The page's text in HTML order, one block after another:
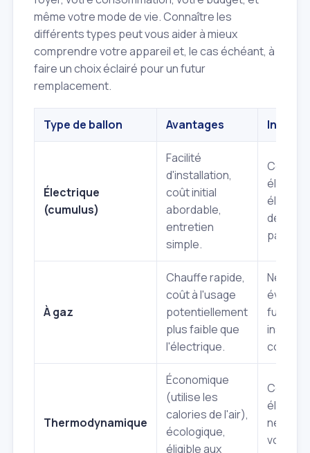
même votre mode de vie. Connaître les
différents types peut vous aider à mieux
comprendre votre appareil et, le cas échéant, à
faire un choix éclairé pour un futur
remplacement.
Type de ballon Avantages
Électrique
(cumulus)
Facilité
d'installation,
coût initial
abordable,
entretien
simple.
élevée,
de
parfois
À gaz
Chauffe rapide,
coût à l'usage
potentiellement
plus faible que
l'électrique.
fumées,
Thermodynamique
Économique
(utilise les
calories de l'air),
écologique,
éligible aux
Coût
élevé,
volume